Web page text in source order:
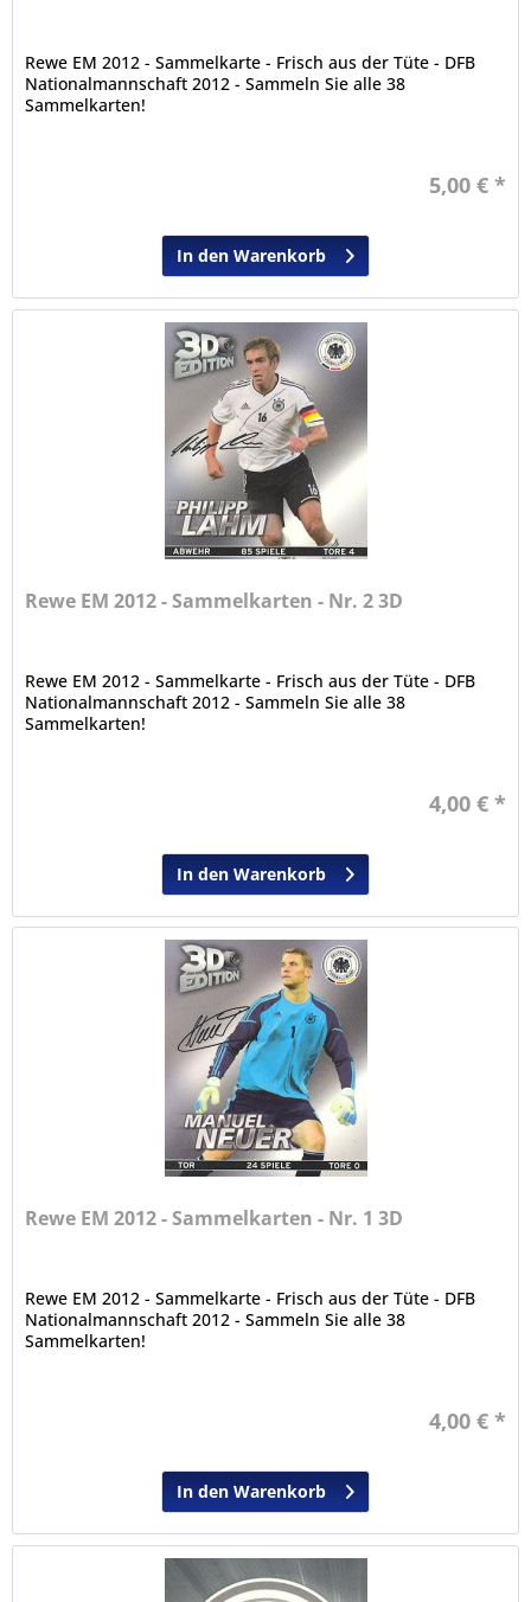
Rewe EM 2012 - Sammelkarte - Frisch aus der Tüte - DFB
Nationalmannschaft 2012 - Sammeln Sie alle 38
Sammelkarten!
5,00 € *
In den Warenkorb
Rewe EM 2012 - Sammelkarten - Nr. 2 3D
Rewe EM 2012 - Sammelkarte - Frisch aus der Tüte - DFB
Nationalmannschaft 2012 - Sammeln Sie alle 38
Sammelkarten!
4,00 € *
In den Warenkorb
Rewe EM 2012 - Sammelkarten - Nr. 1 3D
Rewe EM 2012 - Sammelkarte - Frisch aus der Tüte - DFB
Nationalmannschaft 2012 - Sammeln Sie alle 38
Sammelkarten!
4,00 € *
In den Warenkorb